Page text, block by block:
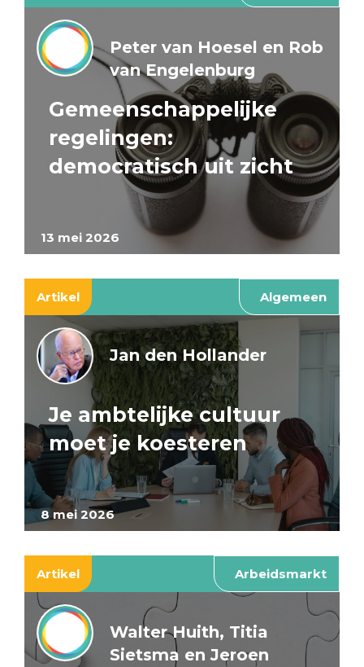
13 mei 2026
Peter van Hoesel en Rob
van Engelenburg
Gemeenschappelijke
regelingen:
democratisch uit zicht
Artikel Algemeen
8 mei 2026
Jan den Hollander
Je ambtelijke cultuur
moet je koesteren
Artikel Arbeidsmarkt
Walter Huith, Titia
Sietsma en Jeroen